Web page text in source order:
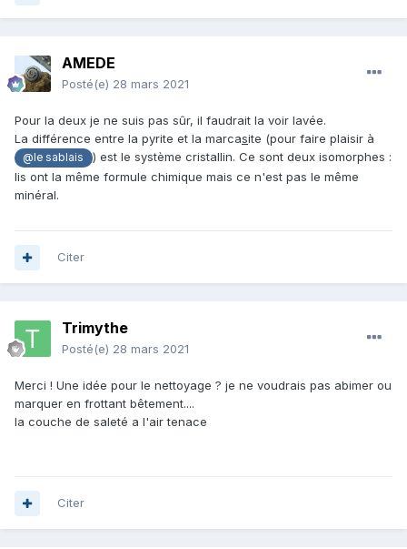
AMEDE
Posté(e) 28 mars 2021
Pour la deux je ne suis pas sûr, il faudrait la voir lavée.
La différence entre la pyrite et la marcasite (pour faire plaisir à
@le sablais
) est le système cristallin. Ce sont deux isomorphes :
lis ont la même formule chimique mais ce n'est pas le même
minéral.
Citer
Trimythe
Posté(e) 28 mars 2021
Merci ! Une idée pour le nettoyage ? je ne voudrais pas abimer ou
marquer en frottant bêtement....
la couche de saleté a l'air tenace
Citer